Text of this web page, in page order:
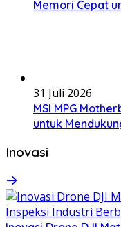
Memori Cepat
31 Juli 2026
MSI MPG
untuk
Inovasi